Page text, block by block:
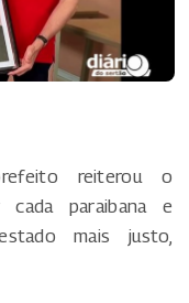
reiterou o
cada paraibana e
mais justo,